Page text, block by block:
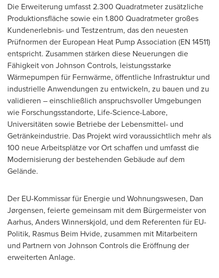
Die Erweiterung umfasst 2.300 Quadratmeter zusätzliche
Produktionsfläche sowie ein 1.800 Quadratmeter großes
Kundenerlebnis- und Testzentrum, das den neuesten
Prüfnormen der European Heat Pump Association (EN 14511)
entspricht. Zusammen stärken diese Neuerungen die
Fähigkeit von Johnson Controls, leistungsstarke
Wärmepumpen für Fernwärme, öffentliche Infrastruktur und
industrielle Anwendungen zu entwickeln, zu bauen und zu
validieren – einschließlich anspruchsvoller Umgebungen
wie Forschungsstandorte, Life-Science-Labore,
Universitäten sowie Betriebe der Lebensmittel- und
Getränkeindustrie. Das Projekt wird voraussichtlich mehr als
100 neue Arbeitsplätze vor Ort schaffen und umfasst die
Modernisierung der bestehenden Gebäude auf dem
Gelände.
Der EU-Kommissar für Energie und Wohnungswesen, Dan
Jørgensen, feierte gemeinsam mit dem Bürgermeister von
Aarhus, Anders Winnerskjold, und dem Referenten für EU-
Politik, Rasmus Beim Hvide, zusammen mit Mitarbeitern
und Partnern von Johnson Controls die Eröffnung der
erweiterten Anlage.